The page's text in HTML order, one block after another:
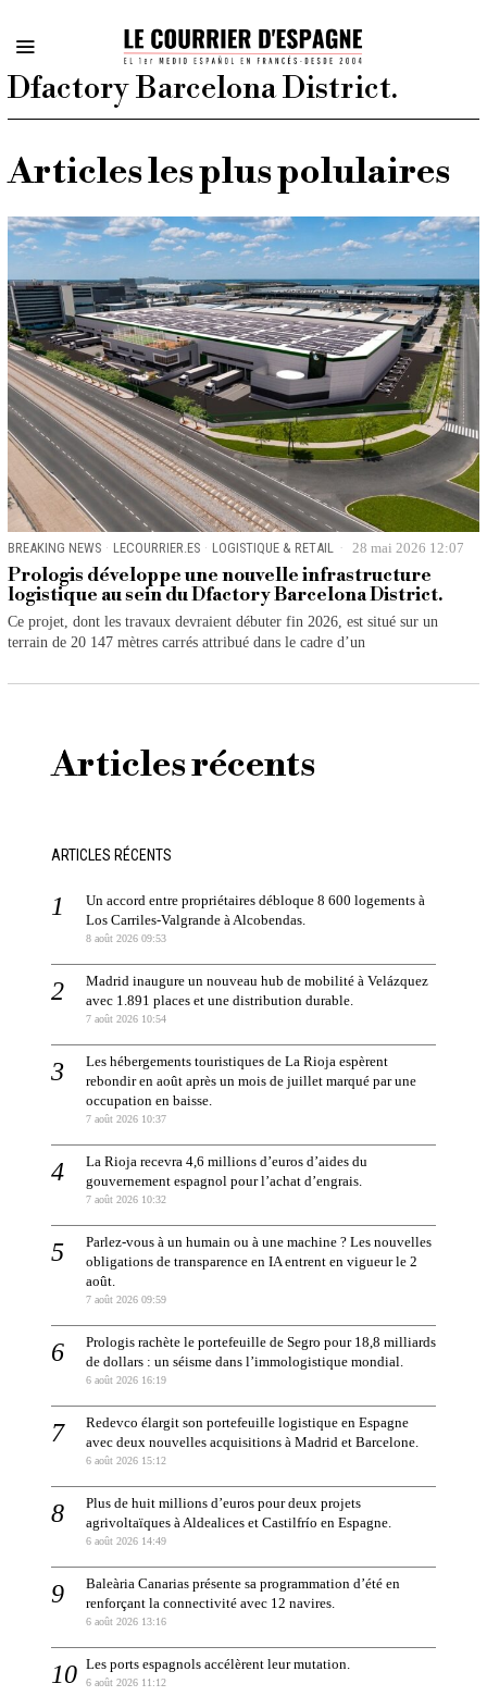
Dfactory Barcelona District.
Articles les plus polulaires
BREAKING NEWS · LECOURRIER.ES · LOGISTIQUE & RETAIL 28 mai 2026 12:07
Prologis développe une nouvelle infrastructure
logistique au sein du Dfactory Barcelona District.
Ce projet, dont les travaux devraient débuter fin 2026, est situé sur un
terrain de 20 147 mètres carrés attribué dans le cadre d’un
Articles récents
ARTICLES RÉCENTS
Un accord entre propriétaires débloque 8 600 logements à
Los Carriles-Valgrande à Alcobendas.
8 août 2026 09:53
Madrid inaugure un nouveau hub de mobilité à Velázquez
avec 1.891 places et une distribution durable.
7 août 2026 10:54
Les hébergements touristiques de La Rioja espèrent
rebondir en août après un mois de juillet marqué par une
occupation en baisse.
7 août 2026 10:37
La Rioja recevra 4,6 millions d’euros d’aides du
gouvernement espagnol pour l’achat d’engrais.
7 août 2026 10:32
Parlez-vous à un humain ou à une machine ? Les nouvelles
obligations de transparence en IA entrent en vigueur le 2
août.
7 août 2026 09:59
Prologis rachète le portefeuille de Segro pour 18,8 milliards
de dollars : un séisme dans l’immologistique mondial.
6 août 2026 16:19
Redevco élargit son portefeuille logistique en Espagne
avec deux nouvelles acquisitions à Madrid et Barcelone.
6 août 2026 15:12
Plus de huit millions d’euros pour deux projets
agrivoltaïques à Aldealices et Castilfrío en Espagne.
6 août 2026 14:49
Baleària Canarias présente sa programmation d’été en
renforçant la connectivité avec 12 navires.
6 août 2026 13:16
Les ports espagnols accélèrent leur mutation.
6 août 2026 11:12